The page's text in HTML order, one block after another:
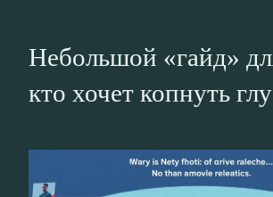
Небольшой «гайд»
кто хочет копнуть